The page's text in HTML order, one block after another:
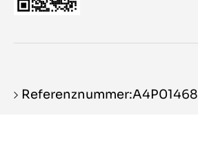
Referenznummer:A4P01468